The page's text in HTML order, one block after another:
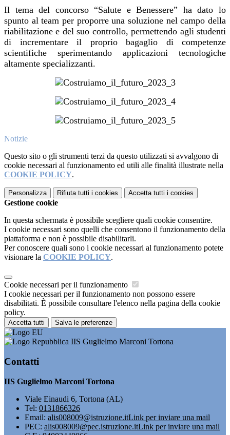
Il tema del concorso “Salute e Benessere” ha dato lo
spunto al team per proporre una soluzione nel campo della
riabilitazione e del suo controllo, permettendo agli studenti
di incrementare il proprio bagaglio di competenze
scientifiche sperimentando applicazioni tecnologiche
altamente specializzanti.
Notizie
Questo sito o gli strumenti terzi da questo utilizzati si avvalgono di
cookie necessari al funzionamento ed utili alle finalità illustrate nella
COOKIE POLICY.
Personalizza Rifiuta tutti i cookies Accetta tutti i cookies
Gestione cookie
In questa schermata è possibile scegliere quali cookie consentire.
I cookie necessari sono quelli che consentono il funzionamento della
piattaforma e non è possibile disabilitarli.
Per conoscere quali sono i cookie necessari al funzionamento potete
visionare la COOKIE POLICY.
Cookie necessari per il funzionamento
I cookie necessari per il funzionamento non possono essere
disabilitati. È possibile consultare l'elenco nella pagina della cookie
policy.
Accetta tutti Salva le preferenze
IIS Guglielmo Marconi Tortona
Contatti
IIS Guglielmo Marconi Tortona
Viale Einaudi 6, Tortona (AL)
Tel: 0131866326
Email: alis008009@istruzione.itLink per inviare una mail
PEC: alis008009@pec.istruzione.itLink per inviare una mail